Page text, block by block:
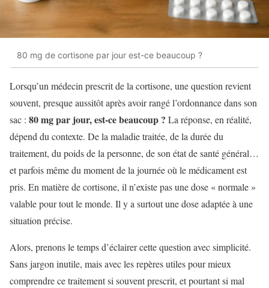
80 mg de cortisone par jour est-ce beaucoup ?
Lorsqu’un médecin prescrit de la cortisone, une question revient
souvent, presque aussitôt après avoir rangé l’ordonnance dans son
sac : 80 mg par jour, est-ce beaucoup ? La réponse, en réalité,
dépend du contexte. De la maladie traitée, de la durée du
traitement, du poids de la personne, de son état de santé général…
et parfois même du moment de la journée où le médicament est
pris. En matière de cortisone, il n’existe pas une dose « normale »
valable pour tout le monde. Il y a surtout une dose adaptée à une
situation précise.
Alors, prenons le temps d’éclairer cette question avec simplicité.
Sans jargon inutile, mais avec les repères utiles pour mieux
comprendre ce traitement si souvent prescrit, et pourtant si mal